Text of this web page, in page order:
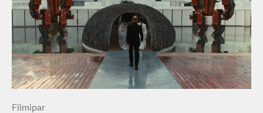
Filmipar